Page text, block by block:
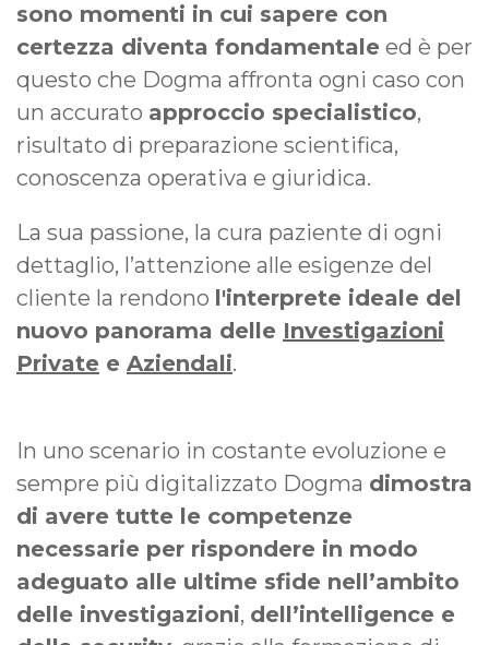
sono momenti in cui sapere con
certezza diventa fondamentale ed è per
questo che Dogma affronta ogni caso con
un accurato approccio specialistico,
risultato di preparazione scientifica,
conoscenza operativa e giuridica.
La sua passione, la cura paziente di ogni
dettaglio, l’attenzione alle esigenze del
cliente la rendono l'interprete ideale del
nuovo panorama delle Investigazioni
Private e Aziendali.
In uno scenario in costante evoluzione e
sempre più digitalizzato Dogma dimostra
di avere tutte le competenze
necessarie per rispondere in modo
adeguato alle ultime sfide nell’ambito
delle investigazioni, dell’intelligence e